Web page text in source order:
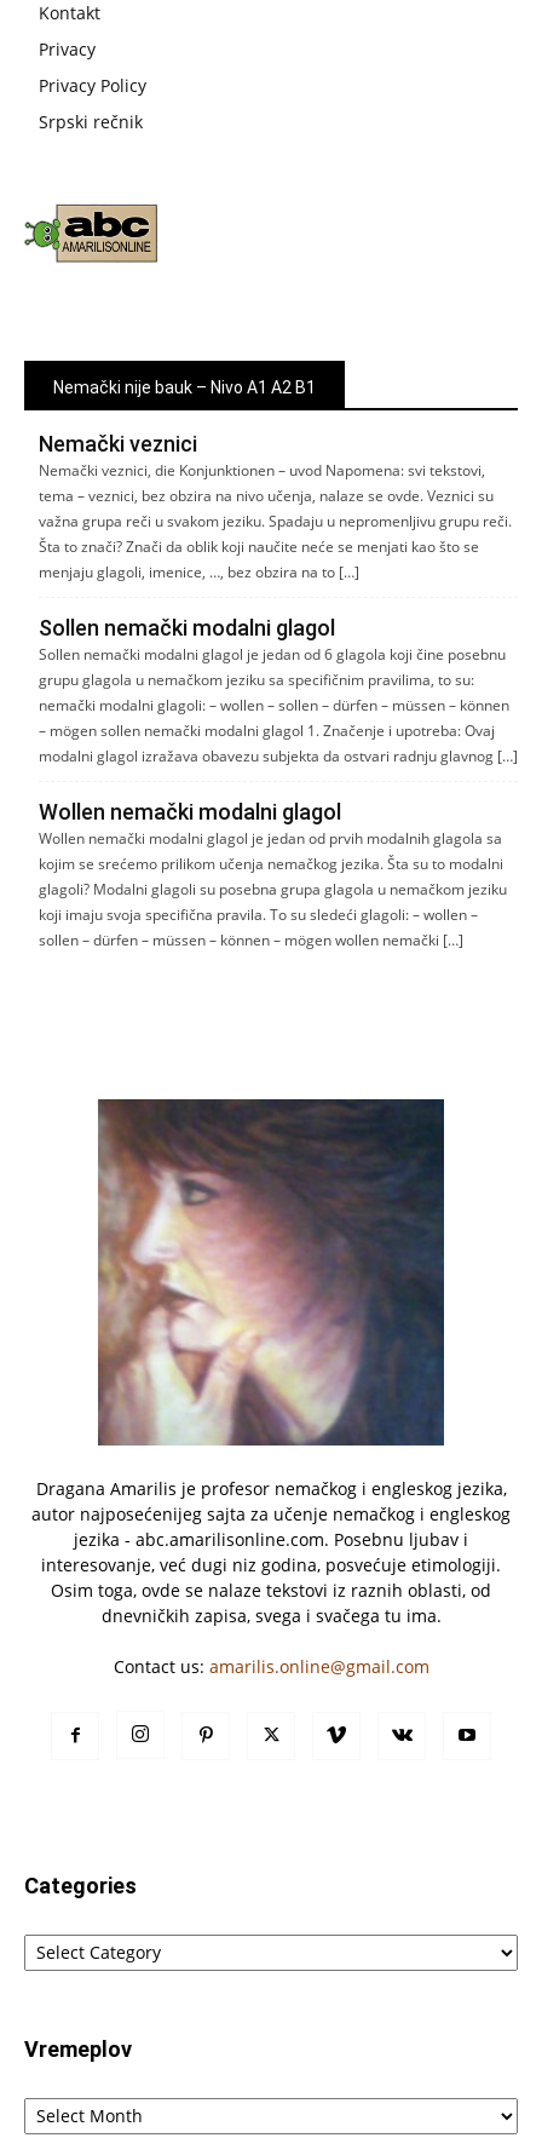
Kontakt
Privacy
Privacy Policy
Srpski rečnik
Nemački nije bauk – Nivo A1 A2 B1
Nemački veznici
Nemački veznici, die Konjunktionen – uvod Napomena: svi tekstovi,
tema – veznici, bez obzira na nivo učenja, nalaze se ovde. Veznici su
važna grupa reči u svakom jeziku. Spadaju u nepromenljivu grupu reči.
Šta to znači? Znači da oblik koji naučite neće se menjati kao što se
menjaju glagoli, imenice, …, bez obzira na to […]
Sollen nemački modalni glagol
Sollen nemački modalni glagol je jedan od 6 glagola koji čine posebnu
grupu glagola u nemačkom jeziku sa specifičnim pravilima, to su:
nemački modalni glagoli: – wollen – sollen – dürfen – müssen – können
– mögen sollen nemački modalni glagol 1. Značenje i upotreba: Ovaj
modalni glagol izražava obavezu subjekta da ostvari radnju glavnog […]
Wollen nemački modalni glagol
Wollen nemački modalni glagol je jedan od prvih modalnih glagola sa
kojim se srećemo prilikom učenja nemačkog jezika. Šta su to modalni
glagoli? Modalni glagoli su posebna grupa glagola u nemačkom jeziku
koji imaju svoja specifična pravila. To su sledeći glagoli: – wollen –
sollen – dürfen – müssen – können – mögen wollen nemački […]
Dragana Amarilis je profesor nemačkog i engleskog jezika,
autor najposećenijeg sajta za učenje nemačkog i engleskog
jezika - abc.amarilisonline.com. Posebnu ljubav i
interesovanje, već dugi niz godina, posvećuje etimologiji.
Osim toga, ovde se nalaze tekstovi iz raznih oblasti, od
dnevničkih zapisa, svega i svačega tu ima.
Contact us: amarilis.online@gmail.com
Categories
Categories
Vremeplov
Vremeplov